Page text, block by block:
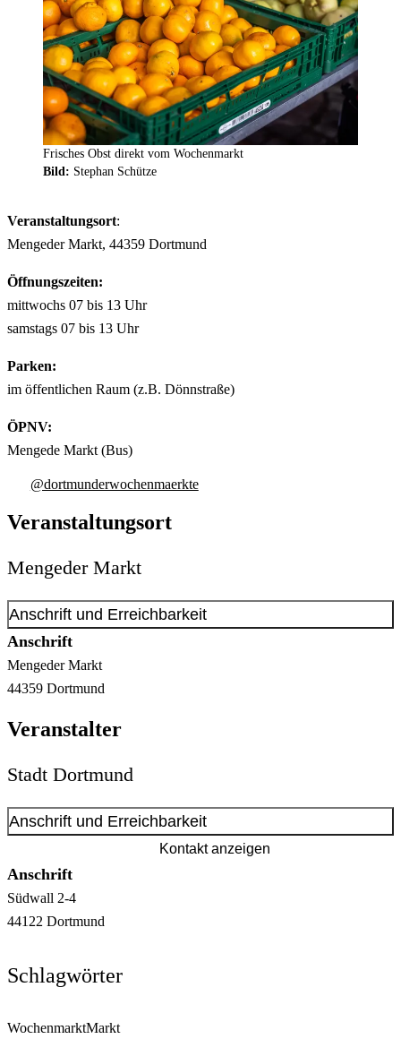
Frisches Obst direkt vom Wochenmarkt
Bild: Stephan Schütze
Veranstaltungsort:
Mengeder Markt, 44359 Dortmund
Öffnungszeiten:
mittwochs 07 bis 13 Uhr
samstags 07 bis 13 Uhr
Parken:
im öffentlichen Raum (z.B. Dönnstraße)
ÖPNV:
Mengede Markt (Bus)
@dortmunderwochenmaerkte
Veranstaltungsort
Mengeder Markt
Anschrift und Erreichbarkeit
Anschrift
Mengeder Markt
44359 Dortmund
Veranstalter
Stadt Dortmund
Anschrift und Erreichbarkeit
Kontakt anzeigen
Anschrift
Südwall 2-4
44122 Dortmund
Schlagwörter
WochenmarktMarkt